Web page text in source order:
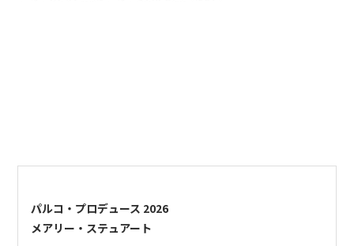
パルコ・プロデュース 2026
メアリー・ステュアート